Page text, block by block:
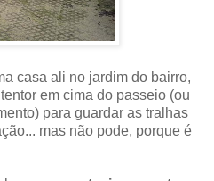
casa ali no jardim do bairro,
em cima do passeio (ou
para guardar as tralhas
mas não pode, porque é